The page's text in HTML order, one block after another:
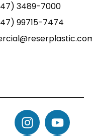
3489-7000
99715-7474